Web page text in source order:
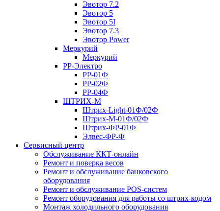
Эвотор 7.2
Эвотор 5
Эвотор 5I
Эвотор 7.3
Эвотор Power
Меркурий
Меркурий
РР-Электро
РР-01Ф
РР-02Ф
РР-04Ф
ШТРИХ-М
Штрих-Light-01Ф/02Ф
Штрих-М-01Ф/02Ф
Штрих-ФР-01Ф
Элвес-ФР-Ф
Сервисный центр
Обслуживание ККТ-онлайн
Ремонт и поверка весов
Ремонт и обслуживание банковского
оборудования
Ремонт и обслуживание POS-систем
Ремонт оборудования для работы со штрих-кодом
Монтаж холодильного оборудования